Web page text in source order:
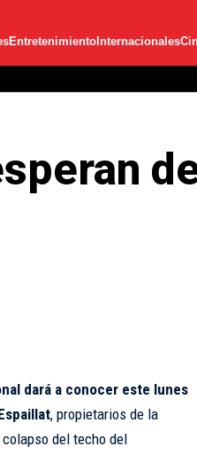
Entretenimiento Internacionales
dará a conocer este lunes
, propietarios de la
del techo del